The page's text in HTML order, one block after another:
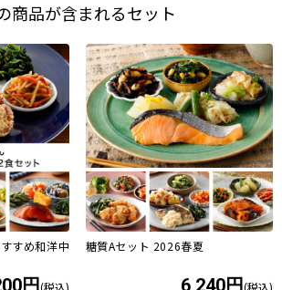
商品が含まれるセット
すめ和洋中
円(税込)
糖質Aセット 2026春夏
6,240円(税込)